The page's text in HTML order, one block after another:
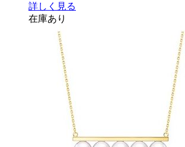
詳しく見る
在庫あり